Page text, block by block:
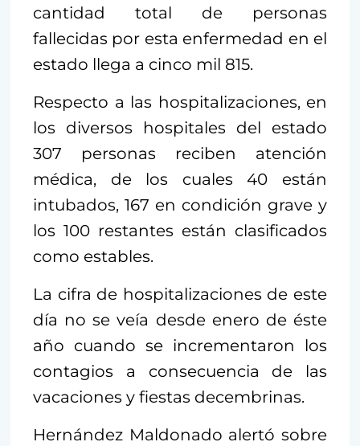
cantidad total de personas
fallecidas por esta enfermedad en el
estado llega a cinco mil 815.
Respecto a las hospitalizaciones, en
los diversos hospitales del estado
307 personas reciben atención
médica, de los cuales 40 están
intubados, 167 en condición grave y
los 100 restantes están clasificados
como estables.
La cifra de hospitalizaciones de este
día no se veía desde enero de éste
año cuando se incrementaron los
contagios a consecuencia de las
vacaciones y fiestas decembrinas.
Hernández Maldonado alertó sobre